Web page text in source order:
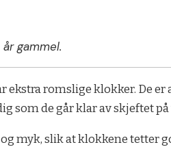
gammel.
ekstra romslige klokker. De
som de går klar av skjeftet på
myk, slik at klokkene tetter